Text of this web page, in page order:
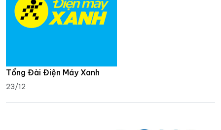
Tổng Đài Điện Máy Xanh
23/12